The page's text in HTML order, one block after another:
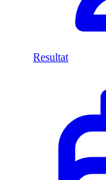
Resultat